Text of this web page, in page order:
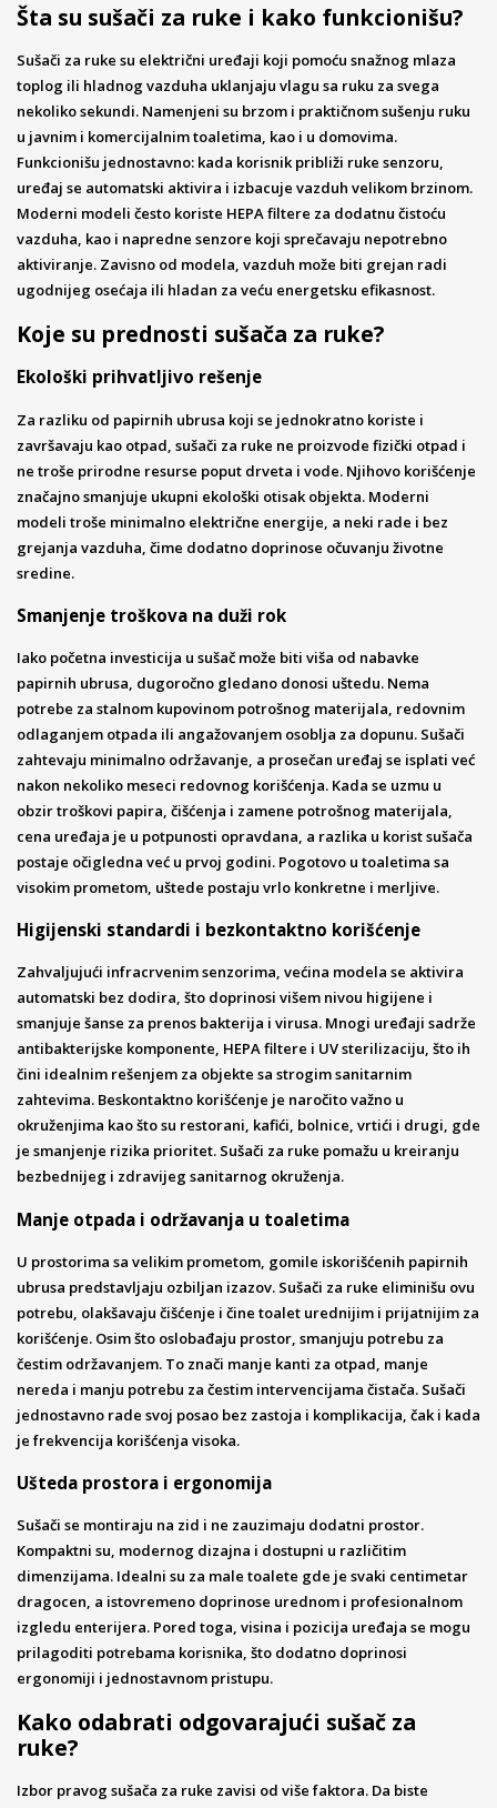
Šta su sušači za ruke i kako funkcionišu?
Sušači za ruke su električni uređaji koji pomoću snažnog mlaza
toplog ili hladnog vazduha uklanjaju vlagu sa ruku za svega
nekoliko sekundi. Namenjeni su brzom i praktičnom sušenju ruku
u javnim i komercijalnim toaletima, kao i u domovima.
Funkcionišu jednostavno: kada korisnik približi ruke senzoru,
uređaj se automatski aktivira i izbacuje vazduh velikom brzinom.
Moderni modeli često koriste HEPA filtere za dodatnu čistoću
vazduha, kao i napredne senzore koji sprečavaju nepotrebno
aktiviranje. Zavisno od modela, vazduh može biti grejan radi
ugodnijeg osećaja ili hladan za veću energetsku efikasnost.
Koje su prednosti sušača za ruke?
Ekološki prihvatljivo rešenje
Za razliku od papirnih ubrusa koji se jednokratno koriste i
završavaju kao otpad, sušači za ruke ne proizvode fizički otpad i
ne troše prirodne resurse poput drveta i vode. Njihovo korišćenje
značajno smanjuje ukupni ekološki otisak objekta. Moderni
modeli troše minimalno električne energije, a neki rade i bez
grejanja vazduha, čime dodatno doprinose očuvanju životne
sredine.
Smanjenje troškova na duži rok
Iako početna investicija u sušač može biti viša od nabavke
papirnih ubrusa, dugoročno gledano donosi uštedu. Nema
potrebe za stalnom kupovinom potrošnog materijala, redovnim
odlaganjem otpada ili angažovanjem osoblja za dopunu. Sušači
zahtevaju minimalno održavanje, a prosečan uređaj se isplati već
nakon nekoliko meseci redovnog korišćenja. Kada se uzmu u
obzir troškovi papira, čišćenja i zamene potrošnog materijala,
cena uređaja je u potpunosti opravdana, a razlika u korist sušača
postaje očigledna već u prvoj godini. Pogotovo u toaletima sa
visokim prometom, uštede postaju vrlo konkretne i merljive.
Higijenski standardi i bezkontaktno korišćenje
Zahvaljujući infracrvenim senzorima, većina modela se aktivira
automatski bez dodira, što doprinosi višem nivou higijene i
smanjuje šanse za prenos bakterija i virusa. Mnogi uređaji sadrže
antibakterijske komponente, HEPA filtere i UV sterilizaciju, što ih
čini idealnim rešenjem za objekte sa strogim sanitarnim
zahtevima. Beskontaktno korišćenje je naročito važno u
okruženjima kao što su restorani, kafići, bolnice, vrtići i drugi, gde
je smanjenje rizika prioritet. Sušači za ruke pomažu u kreiranju
bezbednijeg i zdravijeg sanitarnog okruženja.
Manje otpada i održavanja u toaletima
U prostorima sa velikim prometom, gomile iskorišćenih papirnih
ubrusa predstavljaju ozbiljan izazov. Sušači za ruke eliminišu ovu
potrebu, olakšavaju čišćenje i čine toalet urednijim i prijatnijim za
korišćenje. Osim što oslobađaju prostor, smanjuju potrebu za
čestim održavanjem. To znači manje kanti za otpad, manje
nereda i manju potrebu za čestim intervencijama čistača. Sušači
jednostavno rade svoj posao bez zastoja i komplikacija, čak i kada
je frekvencija korišćenja visoka.
Ušteda prostora i ergonomija
Sušači se montiraju na zid i ne zauzimaju dodatni prostor.
Kompaktni su, modernog dizajna i dostupni u različitim
dimenzijama. Idealni su za male toalete gde je svaki centimetar
dragocen, a istovremeno doprinose urednom i profesionalnom
izgledu enterijera. Pored toga, visina i pozicija uređaja se mogu
prilagoditi potrebama korisnika, što dodatno doprinosi
ergonomiji i jednostavnom pristupu.
Kako odabrati odgovarajući sušač za
ruke?
Izbor pravog sušača za ruke zavisi od više faktora. Da biste